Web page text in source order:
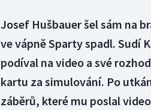
Josef Hušbauer šel sám na
ve vápně Sparty spadl. Sudí
podíval na video a své
kartu za simulování. Po
záběrů, které mu poslal